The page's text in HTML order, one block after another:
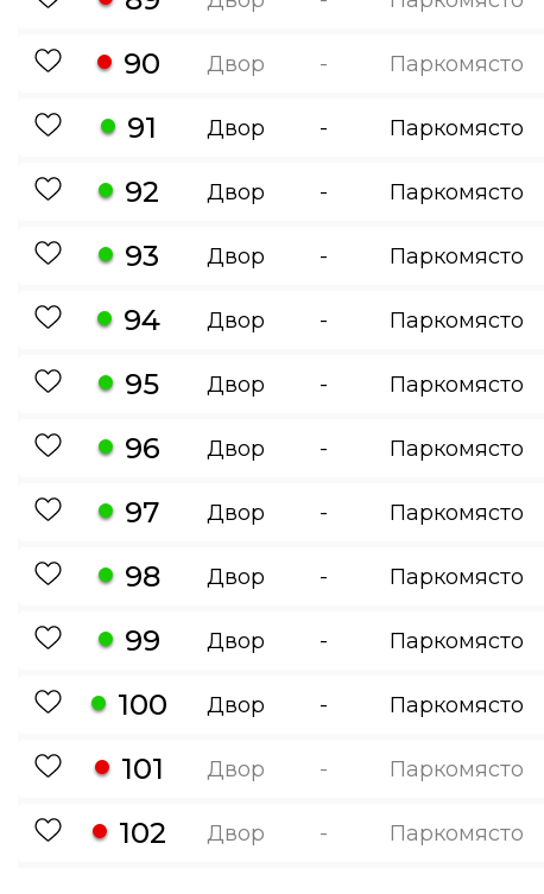
90 Двор - Паркомясто
91 Двор - Паркомясто
92 Двор - Паркомясто
93 Двор - Паркомясто
94 Двор - Паркомясто
95 Двор - Паркомясто
96 Двор - Паркомясто
97 Двор - Паркомясто
98 Двор - Паркомясто
99 Двор - Паркомясто
100 Двор - Паркомясто
101 Двор - Паркомясто
102 Двор - Паркомясто